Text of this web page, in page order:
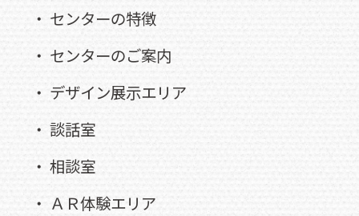
・ センターの特徴
・ センターのご案内
・ デザイン展示エリア
・ 談話室
・ 相談室
・ ＡＲ体験エリア